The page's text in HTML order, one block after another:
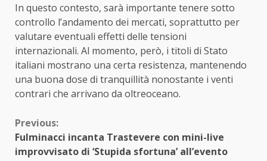
In questo contesto, sarà importante tenere sotto
controllo l’andamento dei mercati, soprattutto per
valutare eventuali effetti delle tensioni
internazionali. Al momento, però, i titoli di Stato
italiani mostrano una certa resistenza, mantenendo
una buona dose di tranquillità nonostante i venti
contrari che arrivano da oltreoceano.
Continue
Reading
Previous:
Fulminacci incanta Trastevere con mini-live
improvvisato di ‘Stupida sfortuna’ all’evento